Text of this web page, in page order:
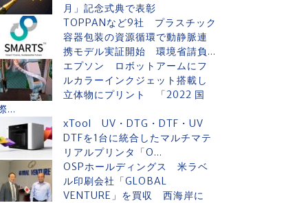
月」記念式典で表彰
TOPPANなど9社 プラスチック
容器包装の資源循環で動静脈連
携モデル実証開始 環境省請負...
エプソン ロボットアームにフ
ルカラーインクジェット搭載し
立体物にプリント 「2022 国
...
xTool UV・DTG・DTF・UV
DTFを1台に統合したマルチマテ
リアルプリンタ「O...
OSPホールディングス 米ラベ
ル印刷会社「GLOBAL
VENTURE」を買収 西海岸に